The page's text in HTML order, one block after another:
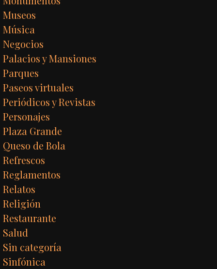
Museos
Música
Negocios
Palacios y Mansiones
Parques
Paseos virtuales
Periódicos y Revistas
Personajes
Plaza Grande
Queso de Bola
Refrescos
Reglamentos
Relatos
Religión
Restaurante
Salud
Sin categoría
Sinfónica